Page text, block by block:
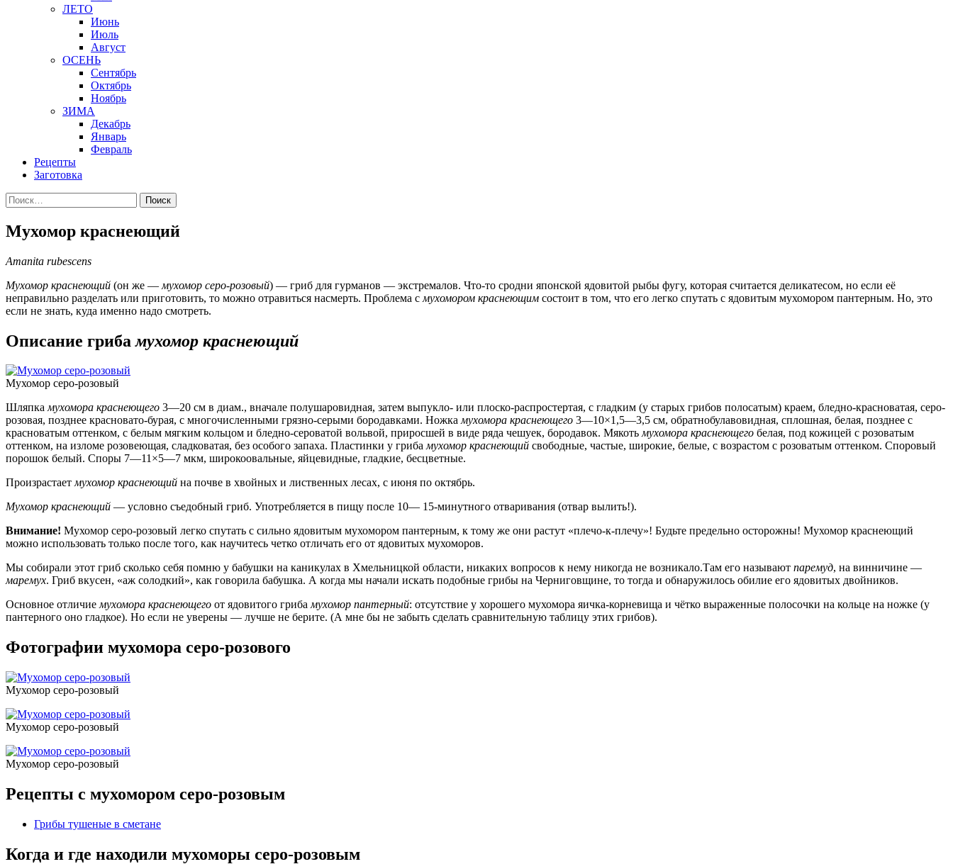
ЛЕТО
Июнь
Июль
Август
ОСЕНЬ
Сентябрь
Октябрь
Ноябрь
ЗИМА
Декабрь
Январь
Февраль
Рецепты
Заготовка
Найти:
Мухомор краснеющий
Amanita rubescens
Мухомор краснеющий (он же — мухомор серо-розовый) — гриб для гурманов — экстремалов. Что-то сродни японской ядовитой рыбы фугу, которая считается деликатесом, но если её
неправильно разделать или приготовить, то можно отравиться насмерть. Проблема с мухомором краснеющим состоит в том, что его легко спутать с ядовитым мухомором пантерным. Но, это
если не знать, куда именно надо смотреть.
Описание грибамухомор краснеющий
Мухомор серо-розовый
Шляпкамухомора краснеющего 3—20 см в диам., вначале полушаровидная, затем выпукло- или плоско-распростертая, с гладким (у старых грибов полосатым) краем, бледно-красноватая, серо-
розовая, позднее красновато-бурая, с многочисленными грязно-серыми бородавками. Ножкамухомора краснеющего 3—10×1,5—3,5 см, обратнобулавовидная, сплошная, белая, позднее с
красноватым оттенком, с белым мягким кольцом и бледно-сероватой вольвой, приросшей в виде ряда чешуек, бородавок. Мякотьмухомора краснеющего белая, под кожицей с розоватым
оттенком, на изломе розовеющая, сладковатая, без особого запаха. Пластинки у грибамухомор краснеющий свободные, частые, широкие, белые, с возрастом с розоватым оттенком. Споровый
порошок белый. Споры 7—11×5—7 мкм, широкоовальные, яйцевидные, гладкие, бесцветные.
Произрастаетмухомор краснеющий на почве в хвойных и лиственных лесах, с июня по октябрь.
Мухомор краснеющий — условно съедобный гриб. Употребляется в пищу после 10— 15-минутного отваривания (отвар вылить!).
Внимание! Мухомор серо-розовый легко спутать с сильно ядовитым мухомором пантерным, к тому же они растут «плечо-к-плечу»! Будьте предельно осторожны! Мухомор краснеющий
можно использовать только после того, как научитесь четко отличать его от ядовитых мухоморов.
Мы собирали этот гриб сколько себя помню у бабушки на каникулах в Хмельницкой области, никаких вопросов к нему никогда не возникало.Там его называют паремуд, на винничине —
маремух. Гриб вкусен, «аж солодкий», как говорила бабушка. А когда мы начали искать подобные грибы на Черниговщине, то тогда и обнаружилось обилие его ядовитых двойников.
Основное отличиемухомора краснеющего от ядовитого грибамухомор пантерный: отсутствие у хорошего мухомора яичка-корневища и чётко выраженные полосочки на кольце на ножке (у
пантерного оно гладкое). Но если не уверены — лучше не берите. (А мне бы не забыть сделать сравнительную таблицу этих грибов).
Фотографии мухомора серо-розового
Мухомор серо-розовый
Мухомор серо-розовый
Мухомор серо-розовый
Рецепты с мухомором серо-розовым
Грибы тушеные в сметане
Когда и где находили мухоморы серо-розовым